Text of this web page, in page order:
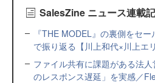
SalesZine ニュース連載
『THE MODEL』の裏側をセ
で振り返る【川上和代×川上エ
ファイル共有に課題がある法
のレスポンス遅延」を実感／